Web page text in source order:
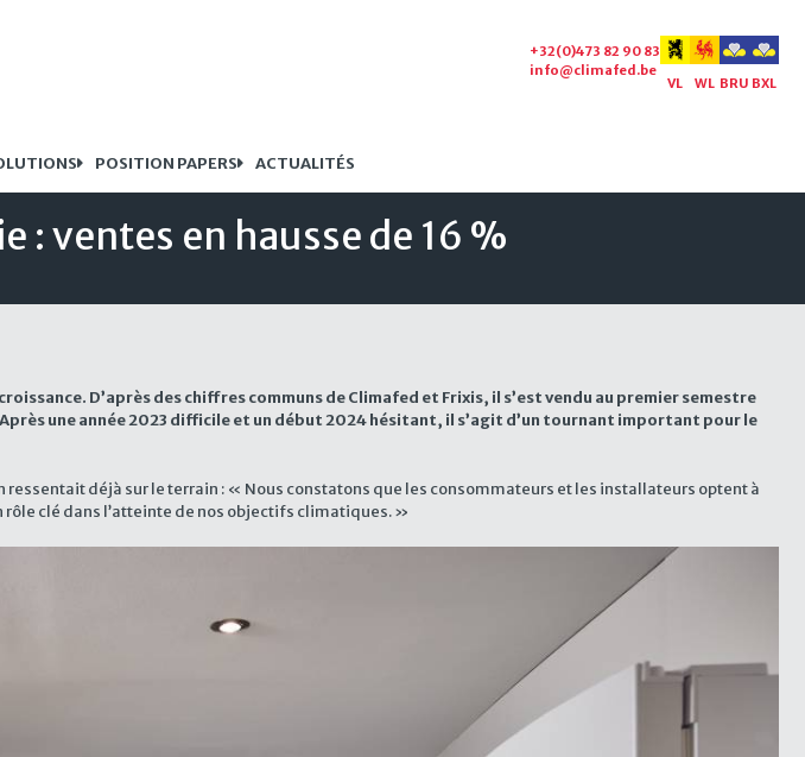
+32(0)473 82 90 83
info@climafed.be
VL WL BRU BXL
POSITION PAPERS ACTUALITÉS
: ventes en hausse de 16 %
D’après des chiffres communs de Climafed et Frixis, il s’est vendu au premier semestre
Après une année 2023 difficile et un début 2024 hésitant, il s’agit d’un tournant important pour le
déjà sur le terrain : « Nous constatons que les consommateurs et les installateurs optent à
rôle clé dans l’atteinte de nos objectifs climatiques. »